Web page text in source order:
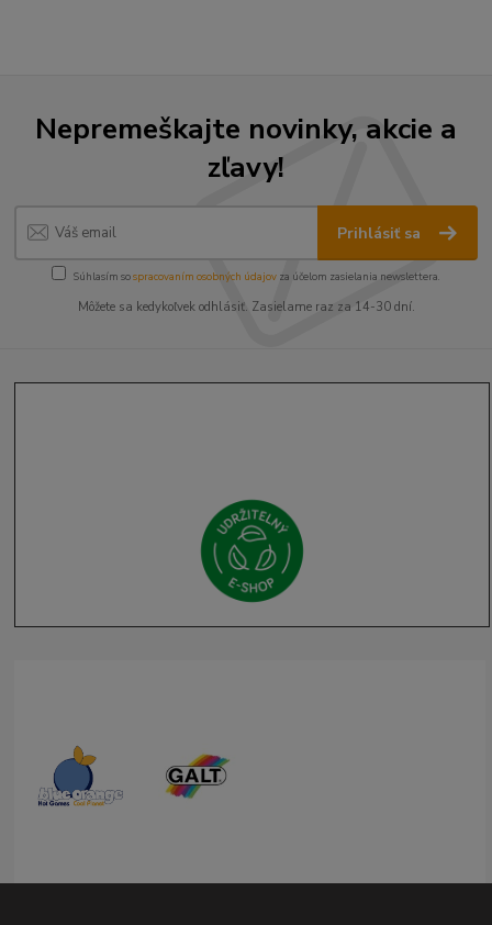
Nepremeškajte novinky, akcie a
zľavy!
Prihlásiť sa
Súhlasím sospracovaním osobných údajov za účelom zasielania newslettera.
Môžete sa kedykoľvek odhlásiť. Zasielame raz za 14-30 dní.